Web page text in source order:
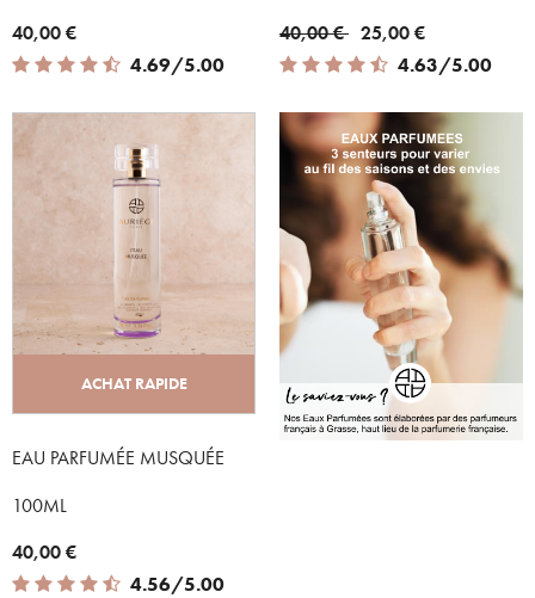
40,00 €
4.69 out of 5 Customer Rating
4.69/5.00
Price reduced from
40,00 €to25,00 €
4.63 out of 5 Customer Rating
4.63/5.00
ACHAT RAPIDE
EAU PARFUMÉE MUSQUÉE
100ML
40,00 €
4.56 out of 5 Customer Rating
4.56/5.00